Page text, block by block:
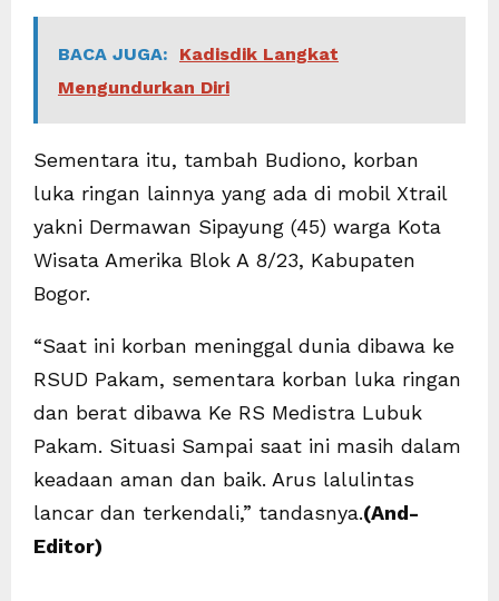
BACA JUGA:
Kadisdik Langkat
Mengundurkan Diri
Sementara itu, tambah Budiono, korban
luka ringan lainnya yang ada di mobil Xtrail
yakni Dermawan Sipayung (45) warga Kota
Wisata Amerika Blok A 8/23, Kabupaten
Bogor.
“Saat ini korban meninggal dunia dibawa ke
RSUD Pakam, sementara korban luka ringan
dan berat dibawa Ke RS Medistra Lubuk
Pakam. Situasi Sampai saat ini masih dalam
keadaan aman dan baik. Arus lalulintas
lancar dan terkendali,” tandasnya.(And-
Editor)